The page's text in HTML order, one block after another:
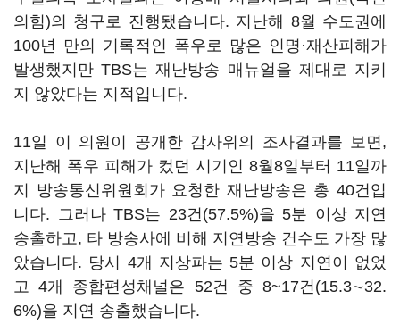
의힘)의 청구로 진행됐습니다. 지난해 8월 수도권에
100년 만의 기록적인 폭우로 많은 인명·재산피해가
발생했지만 TBS는 재난방송 매뉴얼을 제대로 지키
지 않았다는 지적입니다.
11일 이 의원이 공개한 감사위의 조사결과를 보면,
지난해 폭우 피해가 컸던 시기인 8월8일부터 11일까
지 방송통신위원회가 요청한 재난방송은 총 40건입
니다. 그러나 TBS는 23건(57.5%)을 5분 이상 지연
송출하고, 타 방송사에 비해 지연방송 건수도 가장 많
았습니다. 당시 4개 지상파는 5분 이상 지연이 없었
고 4개 종합편성채널은 52건 중 8~17건(15.3∼32.
6%)을 지연 송출했습니다.